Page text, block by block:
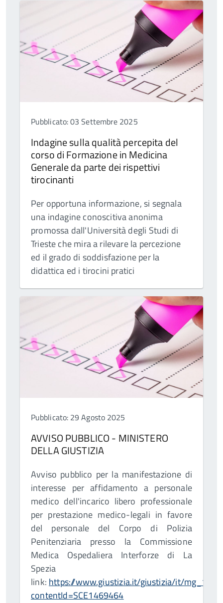
Pubblicato: 03 Settembre 2025
Indagine sulla qualità percepita del
corso di Formazione in Medicina
Generale da parte dei rispettivi
tirocinanti
Per opportuna informazione, si segnala
una indagine conoscitiva anonima
promossa dall'Università degli Studi di
Trieste che mira a rilevare la percezione
ed il grado di soddisfazione per la
didattica ed i tirocini pratici
Pubblicato: 29 Agosto 2025
AVVISO PUBBLICO - MINISTERO
DELLA GIUSTIZIA
Avviso pubblico per la manifestazione di
interesse per affidamento a personale
medico dell'incarico libero professionale
per prestazione medico-legali in favore
del personale del Corpo di Polizia
Penitenziaria presso la Commissione
Medica Ospedaliera Interforze di La
Spezia
link: https://www.giustizia.it/giustizia/it/
contentId=SCE1469464